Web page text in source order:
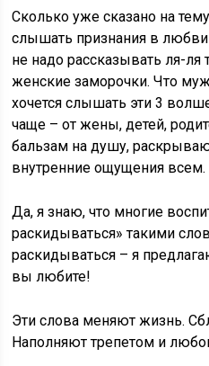
Сколько уже сказано на
слышать признания в
не надо рассказывать ля-ля
женские заморочки. Что
хочется слышать эти 3
чаще – от жены, детей,
бальзам на душу,
внутренние ощущения всем.
Да, я знаю, что многие
раскидываться» такими
раскидываться – я
вы любите!
Эти слова меняют жизнь.
Наполняют трепетом и